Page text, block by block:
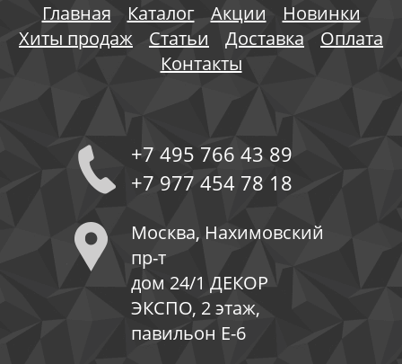
Главная Каталог Акции
Новинки
Хиты продаж
Статьи Доставка
Оплата
Контакты
+7 495 766 43 89
+7 977 454 78 18
Москва, Нахимовский
пр-т
дом 24/1 ДЕКОР
ЭКСПО, 2 этаж,
павильон Е-6